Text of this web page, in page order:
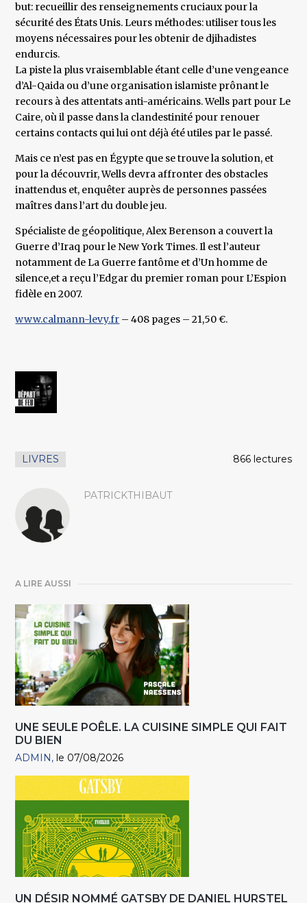
but: recueillir des renseignements cruciaux pour la
sécurité des États Unis. Leurs méthodes: utiliser tous les
moyens nécessaires pour les obtenir de djihadistes
endurcis.
La piste la plus vraisemblable étant celle d’une vengeance
d’Al-Qaida ou d’une organisation islamiste prônant le
recours à des attentats anti-américains. Wells part pour Le
Caire, où il passe dans la clandestinité pour renouer
certains contacts qui lui ont déjà été utiles par le passé.
Mais ce n’est pas en Égypte que se trouve la solution, et
pour la découvrir, Wells devra affronter des obstacles
inattendus et, enquêter auprès de personnes passées
maîtres dans l’art du double jeu.
Spécialiste de géopolitique, Alex Berenson a couvert la
Guerre d’Iraq pour le New York Times. Il est l’auteur
notamment de La Guerre fantôme et d’Un homme de
silence,et a reçu l’Edgar du premier roman pour L’Espion
fidèle en 2007.
www.calmann-levy.fr – 408 pages – 21,50 €.
LIVRES 866 lectures
PATRICKTHIBAUT
A LIRE AUSSI
UNE SEULE POÊLE. LA CUISINE SIMPLE QUI FAIT
DU BIEN
ADMIN le 07/08/2026
UN DÉSIR NOMMÉ GATSBY DE DANIEL HURSTEL